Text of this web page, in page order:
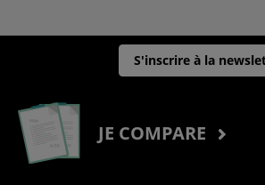
S'inscrire à la
JE COMPARE